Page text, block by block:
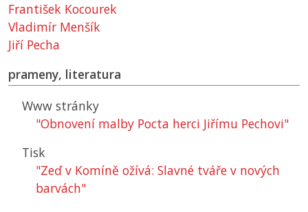
František Kocourek
Vladimír Menšík
Jiří Pecha
prameny, literatura
Www stránky
"Obnovení malby Pocta herci Jiřímu Pechovi"
Tisk
"Zeď v Komíně ožívá: Slavné tváře v nových
barvách"